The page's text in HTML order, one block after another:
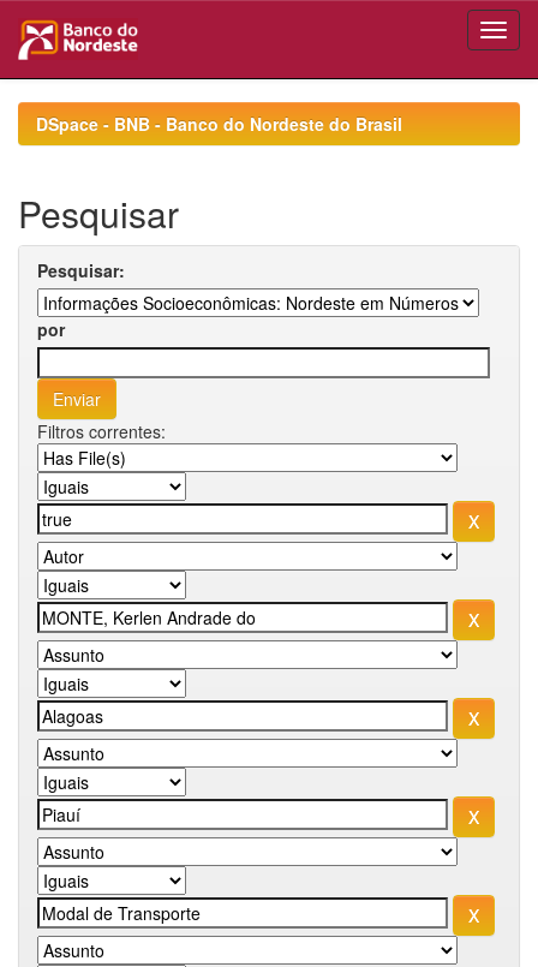
navigationDSpace - BNB - Banco do Nordeste do Brasil
Pesquisar
Pesquisar:
por
Filtros correntes: